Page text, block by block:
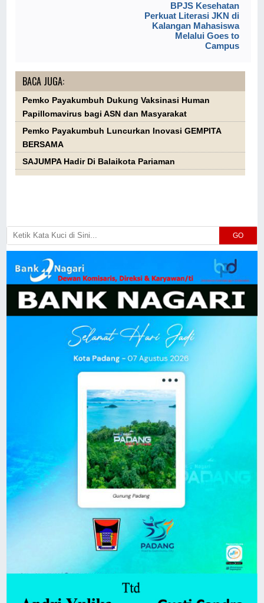
BPJS Kesehatan
Perkuat Literasi JKN di
Kalangan Mahasiswa
Melalui Goes to
Campus
BACA JUGA:
Pemko Payakumbuh Dukung Vaksinasi Human
Papillomavirus bagi ASN dan Masyarakat
Pemko Payakumbuh Luncurkan Inovasi GEMPITA
BERSAMA
SAJUMPA Hadir Di Balaikota Pariaman
GO